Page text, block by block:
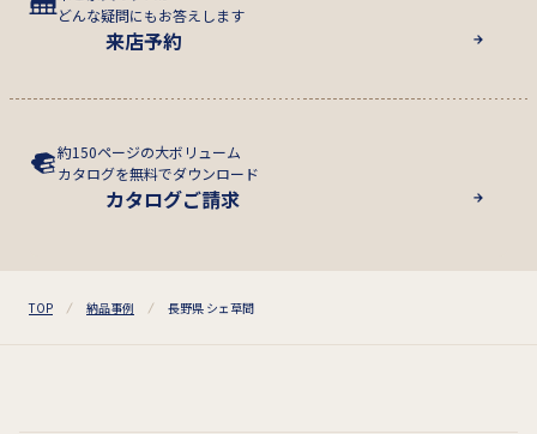
どんな疑問にもお答えします
来店予約
約150ページの大ボリューム
カタログを無料でダウンロード
カタログご請求
TOP 納品事例 長野県 シェ草間